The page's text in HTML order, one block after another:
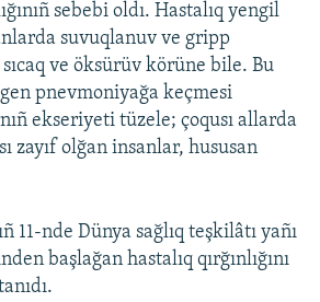
sebebi oldı. Hastalıq yengil
suvuqlanuv ve gripp
ve öksürüv körüne bile. Bu
pnevmoniyağa keçmesi
ekseriyeti tüzele; çoqusı allarda
zayıf olğan insanlar, hususan
11-nde Dünya sağlıq teşkilâtı yañı
başlağan hastalıq qırğınlığını